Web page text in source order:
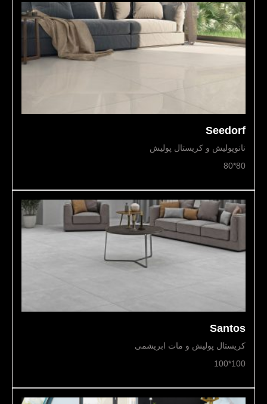
Seedorf
نانوپولیش و کریستال پولیش
80*80
Santos
کریستال پولیش و مات ابریشمی
100*100